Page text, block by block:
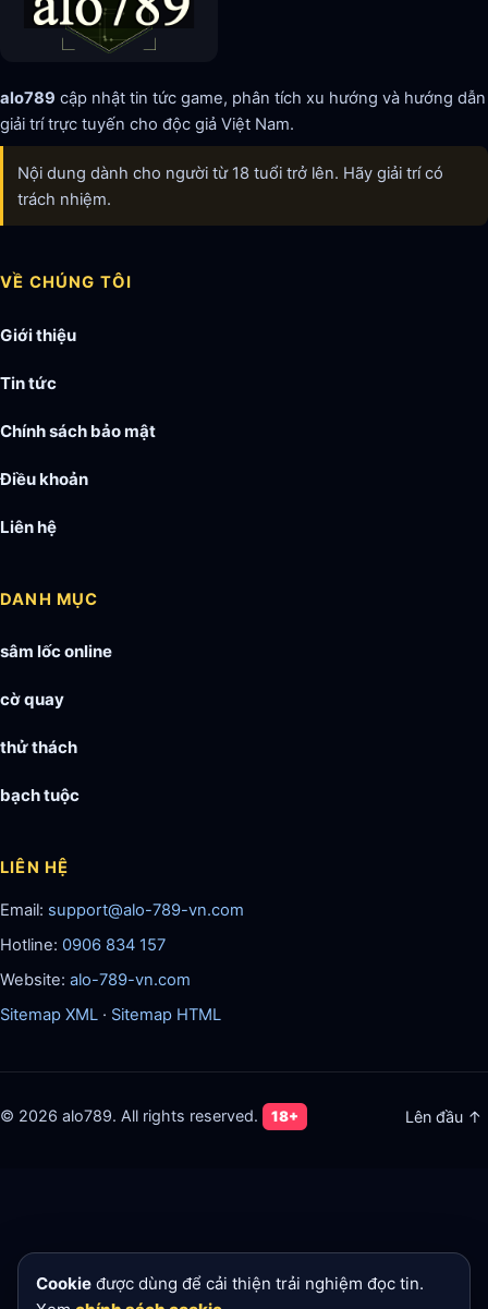
alo789 cập nhật tin tức game, phân tích xu hướng và hướng dẫn
giải trí trực tuyến cho độc giả Việt Nam.
Nội dung dành cho người từ 18 tuổi trở lên. Hãy giải trí có
trách nhiệm.
VỀ CHÚNG TÔI
Giới thiệu
Tin tức
Chính sách bảo mật
Điều khoản
Liên hệ
DANH MỤC
sâm lốc online
cờ quay
thử thách
bạch tuộc
LIÊN HỆ
Email: support@alo-789-vn.com
Hotline: 0906 834 157
Website: alo-789-vn.com
Sitemap XML · Sitemap HTML
© 2026 alo789. All rights reserved. 18+ Lên đầu ↑
Cookie được dùng để cải thiện trải nghiệm đọc tin.